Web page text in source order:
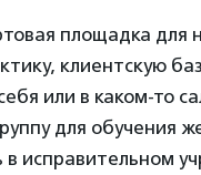
площадка для
клиентскую
или в каком-то
для обучения
в исправительном